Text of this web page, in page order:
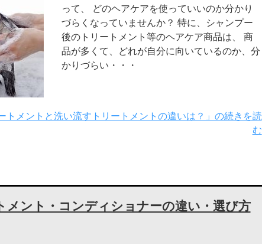
って、 どのヘアケアを使っていいのか分かり
づらくなっていませんか？ 特に、シャンプー
後のトリートメント等のヘアケア商品は、 商
品が多くて、どれが自分に向いているのか、分
かりづらい・・・
トメントと洗い流すトリートメントの違いは？」の続きを読
む
メント・コンディショナーの違い・選び方